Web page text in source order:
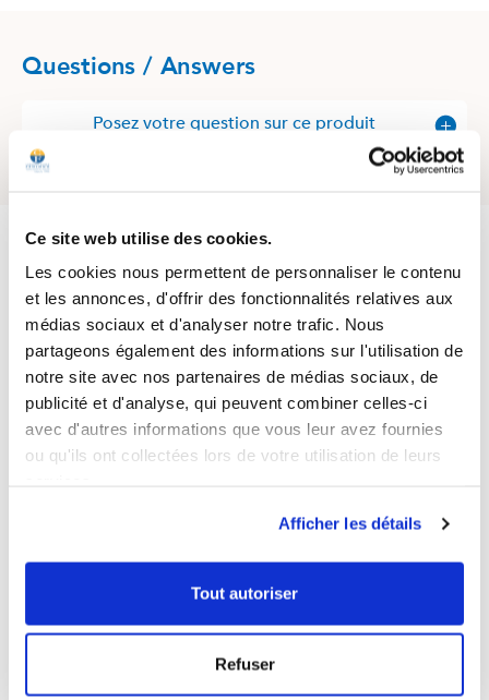
Ce site web utilise des cookies.
Les cookies nous permettent de personnaliser le contenu
et les annonces, d'offrir des fonctionnalités relatives aux
médias sociaux et d'analyser notre trafic. Nous
partageons également des informations sur l'utilisation de
notre site avec nos partenaires de médias sociaux, de
publicité et d'analyse, qui peuvent combiner celles-ci
avec d'autres informations que vous leur avez fournies
ou qu'ils ont collectées lors de votre utilisation de leurs
Afficher les détails
Tout autoriser
Refuser
Questions / Answers
Posez votre question sur ce produit
4.7
Basé sur753avis soumis à un
Voir tous les avis sur ce site
5étoiles
4 étoiles
Trier les avis